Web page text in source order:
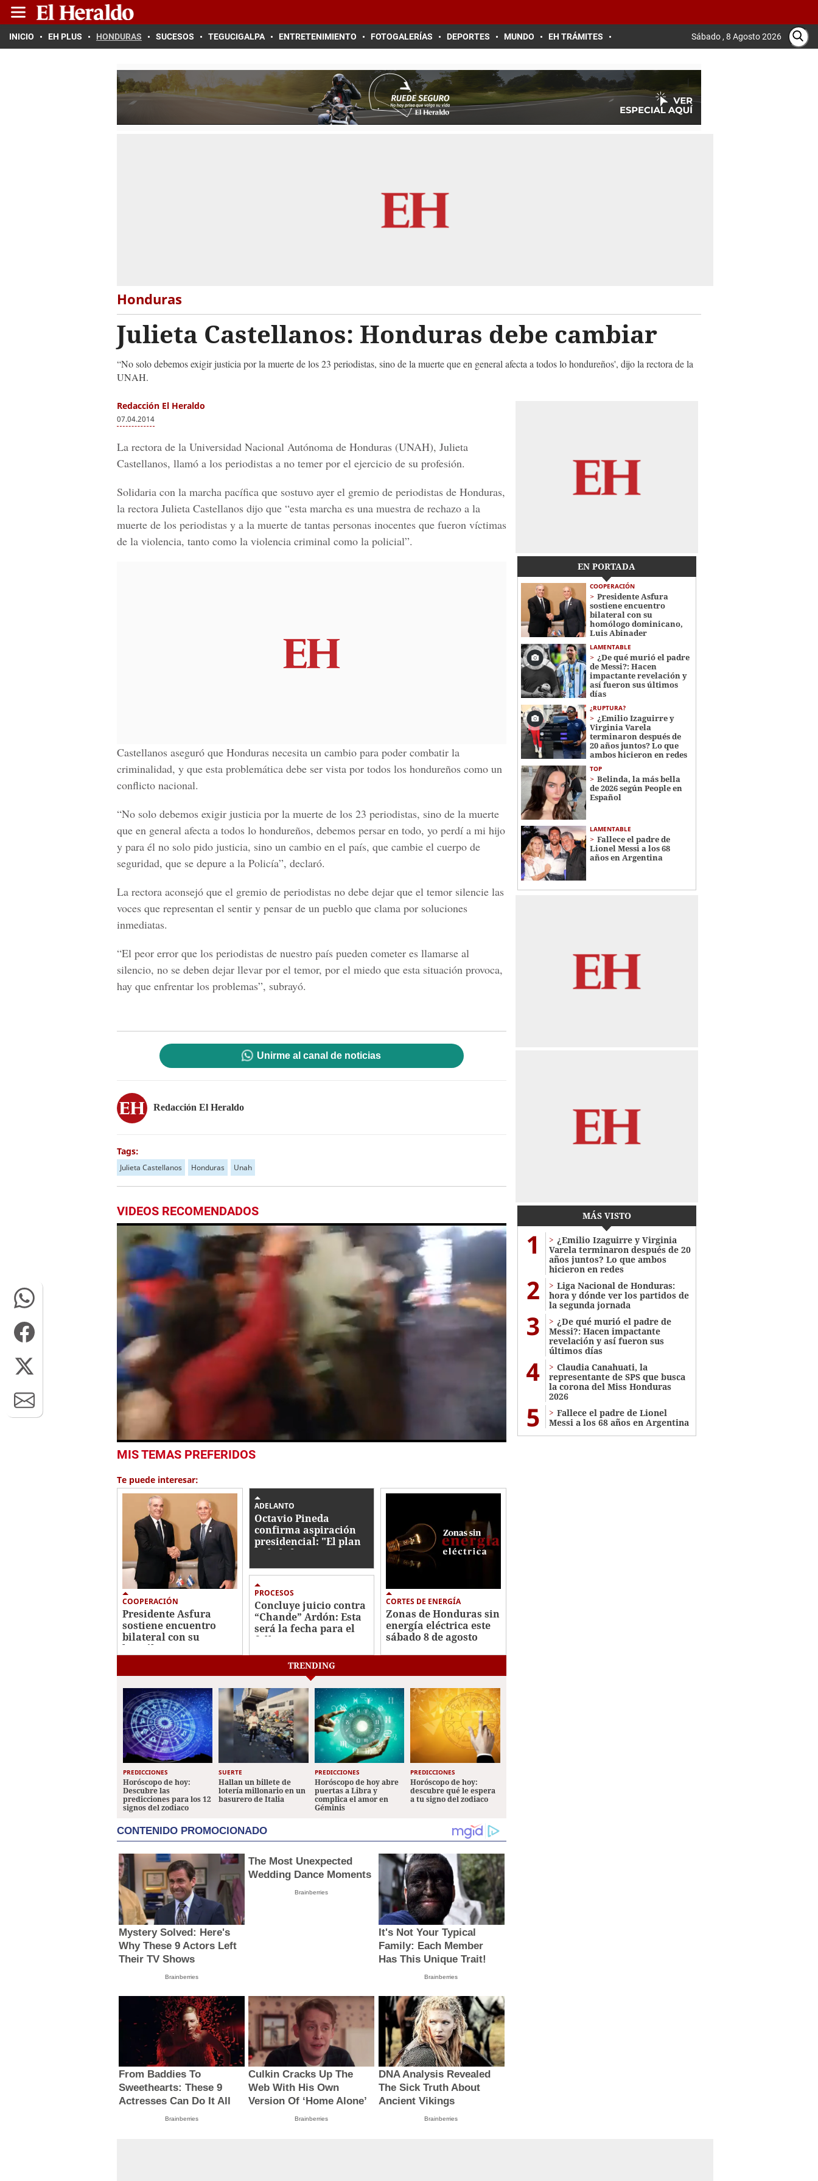
INICIO EH PLUS HONDURAS SUCESOS TEGUCIGALPA ENTRETENIMIENTO FOTOGALERÍAS DEPORTES MUNDO EH TRÁMITES Sábado , 8 Agosto 2026
Honduras
Julieta Castellanos: Honduras debe cambiar
“No solo debemos exigir justicia por la muerte de los 23 periodistas, sino de la muerte que en general afecta a todos lo hondureños', dijo la rectora de la
UNAH.
Redacción El Heraldo
07.04.2014
La rectora de la Universidad Nacional Autónoma de Honduras (UNAH), Julieta
Castellanos, llamó a los periodistas a no temer por el ejercicio de su profesión.
Solidaria con la marcha pacífica que sostuvo ayer el gremio de periodistas de Honduras,
la rectora Julieta Castellanos dijo que “esta marcha es una muestra de rechazo a la
muerte de los periodistas y a la muerte de tantas personas inocentes que fueron víctimas
de la violencia, tanto como la violencia criminal como la policial”.
Castellanos aseguró que Honduras necesita un cambio para poder combatir la
criminalidad, y que esta problemática debe ser vista por todos los hondureños como un
conflicto nacional.
“No solo debemos exigir justicia por la muerte de los 23 periodistas, sino de la muerte
que en general afecta a todos lo hondureños, debemos persar en todo, yo perdí a mi hijo
y para él no solo pido justicia, sino un cambio en el país, que cambie el cuerpo de
seguridad, que se depure a la Policía”, declaró.
La rectora aconsejó que el gremio de periodistas no debe dejar que el temor silencie las
voces que representan el sentir y pensar de un pueblo que clama por soluciones
inmediatas.
“El peor error que los periodistas de nuestro país pueden cometer es llamarse al
silencio, no se deben dejar llevar por el temor, por el miedo que esta situación provoca,
hay que enfrentar los problemas”, subrayó.
Unirme al canal de noticias
Redacción El Heraldo
Tags:
Julieta Castellanos Honduras Unah
VIDEOS RECOMENDADOS
seconds
45
secondsVolume
0%
MIS TEMAS PREFERIDOS
Te puede interesar:
COOPERACIÓN
Presidente Asfura
sostiene encuentro
bilateral con su
homólogo
ADELANTO
Octavio Pineda
confirma aspiración
presidencial: "El plan
Bukele lo vamos a
PROCESOS
Concluye juicio contra
“Chande” Ardón: Esta
será la fecha para el
fallo
CORTES DE ENERGÍA
Zonas de Honduras sin
energía eléctrica este
sábado 8 de agosto
EN PORTADA
COOPERACIÓN
Presidente Asfura
sostiene encuentro
bilateral con su
homólogo dominicano,
Luis Abinader
LAMENTABLE
¿De qué murió el padre
de Messi?: Hacen
impactante revelación y
así fueron sus últimos
días
¿RUPTURA?
¿Emilio Izaguirre y
Virginia Varela
terminaron después de
20 años juntos? Lo que
ambos hicieron en redes
TOP
Belinda, la más bella
de 2026 según People en
Español
LAMENTABLE
Fallece el padre de
Lionel Messi a los 68
años en Argentina
MÁS VISTO
1
¿Emilio Izaguirre y Virginia
Varela terminaron después de 20
años juntos? Lo que ambos
hicieron en redes
2
Liga Nacional de Honduras:
hora y dónde ver los partidos de
la segunda jornada
3
¿De qué murió el padre de
Messi?: Hacen impactante
revelación y así fueron sus
últimos días
4
Claudia Canahuati, la
representante de SPS que busca
la corona del Miss Honduras
2026
5
Fallece el padre de Lionel
Messi a los 68 años en Argentina
TRENDING
PREDICCIONES
Horóscopo de hoy:
Descubre las
predicciones para los 12
signos del zodiaco
SUERTE
Hallan un billete de
lotería millonario en un
basurero de Italia
PREDICCIONES
Horóscopo de hoy abre
puertas a Libra y
complica el amor en
Géminis
PREDICCIONES
Horóscopo de hoy:
descubre qué le espera
a tu signo del zodiaco
CONTENIDO PROMOCIONADO
Mystery Solved: Here's
Why These 9 Actors Left
Their TV Shows
Brainberries
The Most Unexpected
Wedding Dance Moments
Brainberries
It's Not Your Typical
Family: Each Member
Has This Unique Trait!
Brainberries
From Baddies To
Sweethearts: These 9
Actresses Can Do It All
Brainberries
Culkin Cracks Up The
Web With His Own
Version Of ‘Home Alone’
Brainberries
DNA Analysis Revealed
The Sick Truth About
Ancient Vikings
Brainberries